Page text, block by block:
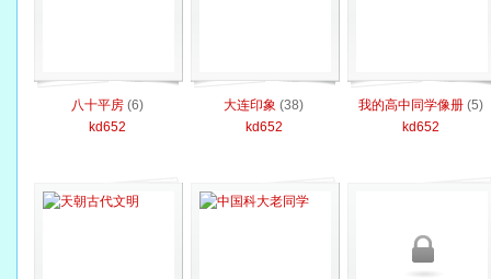
八十平房(6)
kd652
大连印象 (38)
kd652
我的高中同学像册(5)
kd652